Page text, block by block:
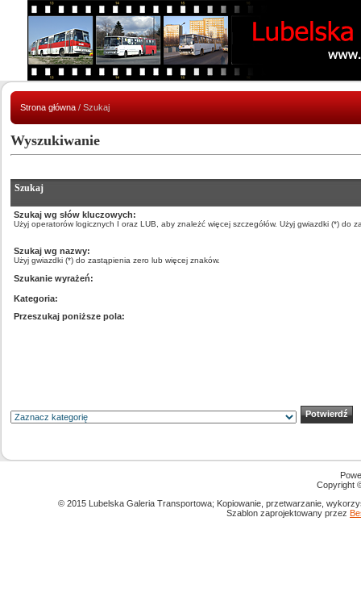
Strona główna / Szukaj
Wyszukiwanie
Szukaj
Szukaj wg słów kluczowych:
Użyj operatorów logicznych I oraz LUB, aby znależć więcej szczegółów. Użyj gwiazdki (*) do
Szukaj wg nazwy:
Użyj gwiazdki (*) do zastąpienia zero lub więcej znaków.
Szukanie wyrażeń:
Kategoria:
Przeszukaj poniższe pola:
Copyright
© 2015 Lubelska Galeria Transportowa; Kopiowanie, przetwarzanie,
Szablon zaprojektowany przez